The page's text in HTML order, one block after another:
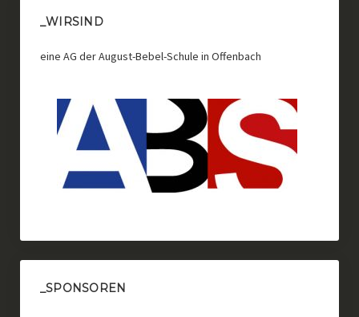
_WIRSIND
eine AG der August-Bebel-Schule in Offenbach
_SPONSOREN